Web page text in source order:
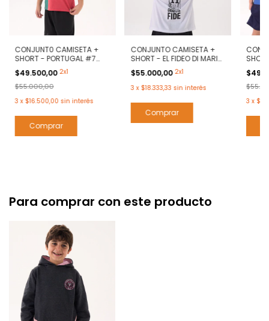
CONJUNT0 CAMISETA +
SHORT - PORTUGAL #7
RONALDO
$49.500,00 2x1
$55.000,00
3 x $16.500,00 sin interés
Comprar
CONJUNTO CAMISETA +
SHORT - EL FIDEO DI MARIA
# 11
$55.000,00 2x1
3 x $18.333,33 sin interés
Comprar
#10
3 x
Para comprar con este producto